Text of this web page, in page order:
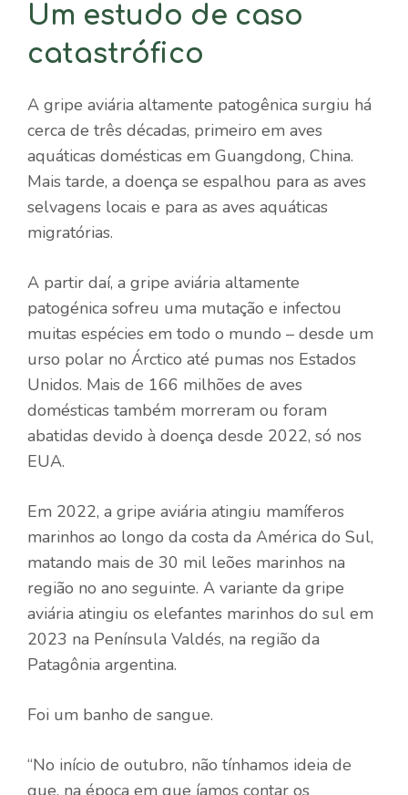
Um estudo de caso
catastrófico
A gripe aviária altamente patogênica surgiu há
cerca de três décadas, primeiro em aves
aquáticas domésticas em Guangdong, China.
Mais tarde, a doença se espalhou para as aves
selvagens locais e para as aves aquáticas
migratórias.
A partir daí, a gripe aviária altamente
patogénica sofreu uma mutação e infectou
muitas espécies em todo o mundo – desde um
urso polar no Árctico até pumas nos Estados
Unidos. Mais de 166 milhões de aves
domésticas também morreram ou foram
abatidas devido à doença desde 2022, só nos
EUA.
Em 2022, a gripe aviária atingiu mamíferos
marinhos ao longo da costa da América do Sul,
matando mais de 30 mil leões marinhos na
região no ano seguinte. A variante da gripe
aviária atingiu os elefantes marinhos do sul em
2023 na Península Valdés, na região da
Patagônia argentina.
Foi um banho de sangue.
“No início de outubro, não tínhamos ideia de
que, na época em que íamos contar os